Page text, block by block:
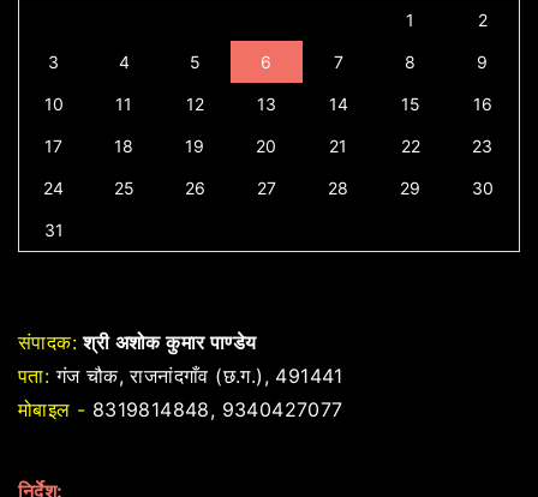
1 2
3 4 5 6 7 8 9
10 11 12 13 14 15 16
17 18 19 20 21 22 23
24 25 26 27 28 29 30
31
संपादक: श्री अशोक कुमार पाण्डेय
पता: गंज चौक, राजनांदगाँव (छ.ग.), 491441
मोबाइल - 8319814848, 9340427077
निर्देश: